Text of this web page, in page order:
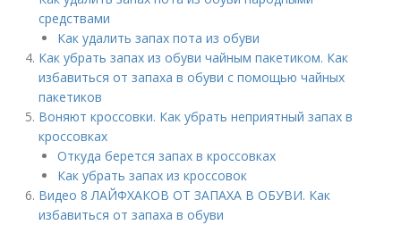
средствами
Как удалить запах пота из обуви
Как убрать запах из обуви чайным пакетиком. Как
избавиться от запаха в обуви с помощью чайных
пакетиков
Воняют кроссовки. Как убрать неприятный запах в
кроссовках
Откуда берется запах в кроссовках
Как убрать запах из кроссовок
Видео 8 ЛАЙФХАКОВ ОТ ЗАПАХА В ОБУВИ. Как
избавиться от запаха в обуви